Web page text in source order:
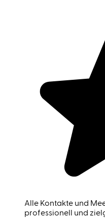
Alle Kontakte und
professionell und